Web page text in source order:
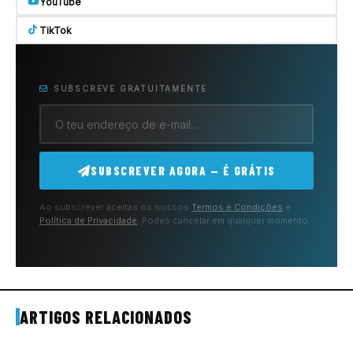
TikTok
SUBSCREVE GRATUITAMENTE
SUBSCREVER AGORA — É GRÁTIS
Ao subscrever aceitas os nossos Termos e Condições e
Política de Privacidade. Podes cancelar em qualquer momento.
ARTIGOS RELACIONADOS